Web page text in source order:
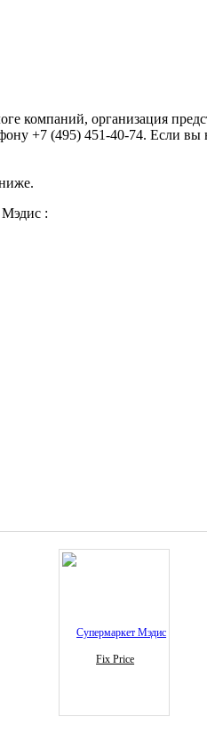
компаний, организация
+7 (495) 451-40-74. Если вы
Мэдис :
Fix Price